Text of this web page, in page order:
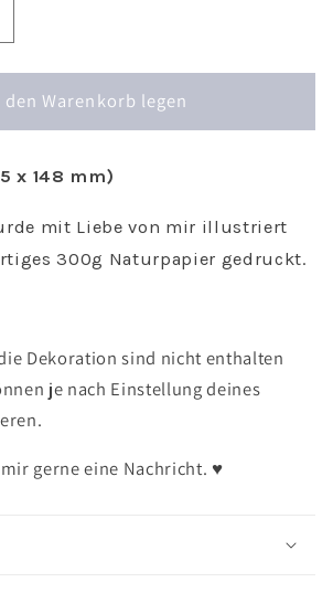
den Warenkorb legen
x 148 mm)
mit Liebe von mir illustriert
300g Naturpapier gedruckt.
Dekoration sind nicht enthalten
je nach Einstellung deines
gerne eine Nachricht. ♥︎